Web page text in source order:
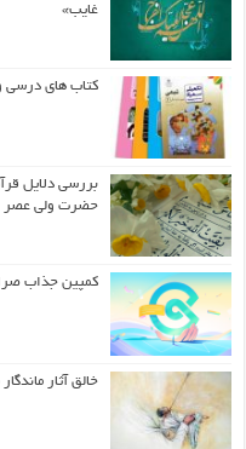
غایب»
کتاب های درسی
بررسی دلایل
حضرت ولی عصر
کمپین جذاب
خالق آثار